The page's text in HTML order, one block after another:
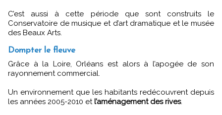
C’est aussi à cette période que sont construits le
Conservatoire de musique et d’art dramatique et le musée
des Beaux Arts.
Dompter le fleuve
Grâce à la Loire, Orléans est alors à l’apogée de son
rayonnement commercial.
Un environnement que les habitants redécouvrent depuis
les années 2005-2010 etl’aménagement des rives.